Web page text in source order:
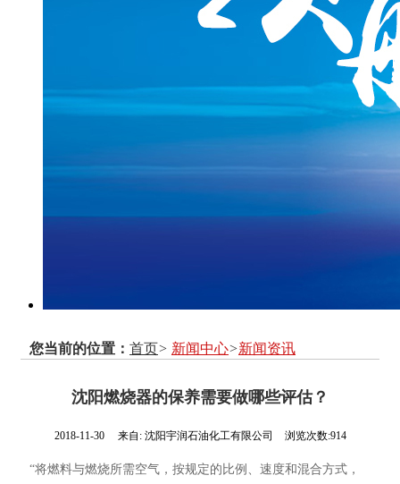
您当前的位置： 首页> 新闻中心>新闻资讯
沈阳燃烧器的保养需要做哪些评估？
2018-11-30 来自: 沈阳宇润石油化工有限公司 浏览次数:914
“将燃料与燃烧所需空气，按规定的比例、速度和混合方式，